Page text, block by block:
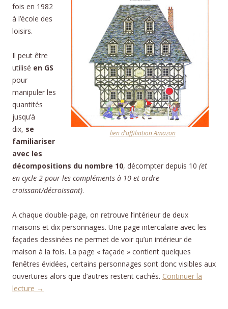
lien d’affiliation Amazon
fois en 1982
à l’école des
loisirs.
Il peut être
utilisé en GS
pour
manipuler les
quantités
jusqu’à
dix, se
familiariser
avec les
décompositions du nombre 10, décompter depuis 10 (et
en cycle 2 pour les compléments à 10 et ordre
croissant/décroissant).
A chaque double-page, on retrouve l’intérieur de deux
maisons et dix personnages. Une page intercalaire avec les
façades dessinées ne permet de voir qu’un intérieur de
maison à la fois. La page « façade » contient quelques
fenêtres évidées, certains personnages sont donc visibles aux
ouvertures alors que d’autres restent cachés. Continuer la
lecture →